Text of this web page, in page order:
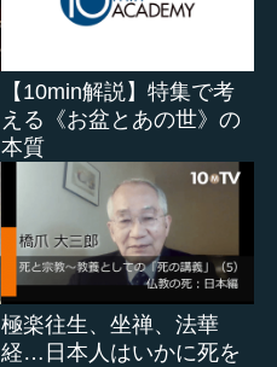
【10min解説】特集で考
える《お盆とあの世》の
本質
極楽往生、坐禅、法華
経…日本人はいかに死を